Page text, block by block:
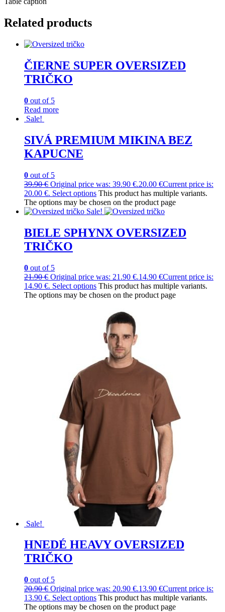
Related products
ČIERNE SUPER OVERSIZED
TRIČKO
0 out of 5
Read more
Sale!
SIVÁ PREMIUM MIKINA BEZ
KAPUCNE
0 out of 5
39.90€ Original price was: 39.90 €.20.00 €Current price is:
20.00 €. Select options This product has multiple variants.
The options may be chosen on the product page
Sale!
BIELE SPHYNX OVERSIZED
TRIČKO
0 out of 5
21.90€ Original price was: 21.90 €.14.90 €Current price is:
14.90 €. Select options This product has multiple variants.
The options may be chosen on the product page
Sale!
HNEDÉ HEAVY OVERSIZED
TRIČKO
0 out of 5
20.90€ Original price was: 20.90 €.13.90 €Current price is:
13.90 €. Select options This product has multiple variants.
The options may be chosen on the product page